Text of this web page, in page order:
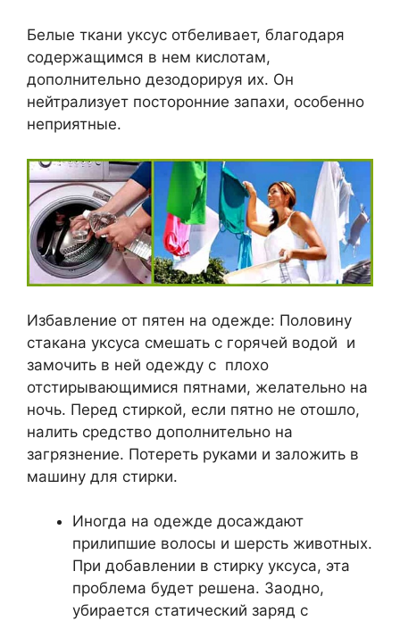
Белые ткани уксус отбеливает, благодаря
содержащимся в нем кислотам,
дополнительно дезодорируя их. Он
нейтрализует посторонние запахи, особенно
неприятные.
Избавление от пятен на одежде: Половину
стакана уксуса смешать с горячей водой и
замочить в ней одежду с плохо
отстирывающимися пятнами, желательно на
ночь. Перед стиркой, если пятно не отошло,
налить средство дополнительно на
загрязнение. Потереть руками и заложить в
машину для стирки.
Иногда на одежде досаждают
прилипшие волосы и шерсть животных.
При добавлении в стирку уксуса, эта
проблема будет решена. Заодно,
убирается статический заряд с